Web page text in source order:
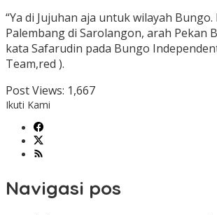
“Ya di Jujuhan aja untuk wilayah Bungo.
Palembang di Sarolangon, arah Pekan
kata Safarudin pada Bungo
Team,red ).
Post Views: 1,667
Ikuti Kami
Navigasi pos